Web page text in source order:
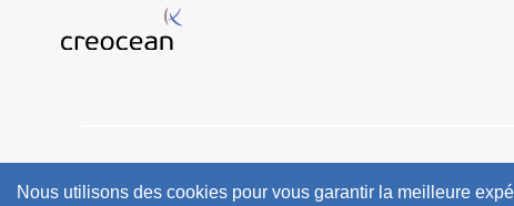
Nous utilisons des cookies pour vous garantir la meilleure
2024 Creocean, tous droits réservés